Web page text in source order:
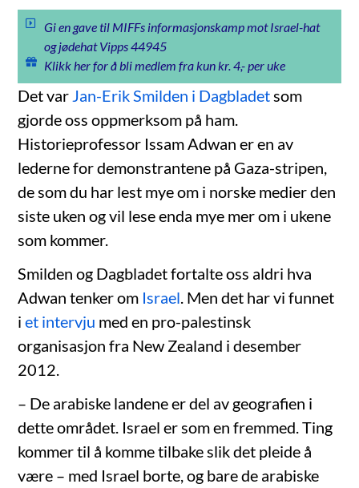
Gi en gave til MIFFs informasjonskamp mot Israel-hat
og jødehat Vipps 44945
Klikk her for å bli medlem fra kun kr. 4,- per uke
Det var Jan-Erik Smilden i Dagbladet som
gjorde oss oppmerksom på ham.
Historieprofessor Issam Adwan er en av
lederne for demonstrantene på Gaza-stripen,
de som du har lest mye om i norske medier den
siste uken og vil lese enda mye mer om i ukene
som kommer.
Smilden og Dagbladet fortalte oss aldri hva
Adwan tenker om Israel . Men det har vi funnet
iet intervju med en pro-palestinsk
organisasjon fra New Zealand i desember
2012.
– De arabiske landene er del av geografien i
dette området. Israel er som en fremmed. Ting
kommer til å komme tilbake slik det pleide å
være – med Israel borte, og bare de arabiske